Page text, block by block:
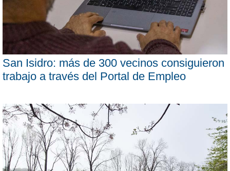
San Isidro: más de 300 vecinos consiguieron
trabajo a través del Portal de Empleo